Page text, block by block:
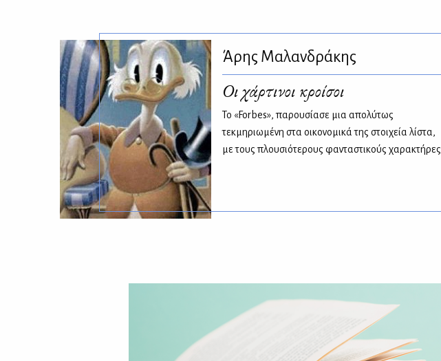
Άρης Μαλανδράκης
Οι χάρτινοι κροίσοι
Το «Forbes», παρουσίασε μια απολύτως
τεκμηριωμένη στα οικονομικά της στοιχεία λίστα,
με τους πλουσιότερους φανταστικούς χαρακτήρες